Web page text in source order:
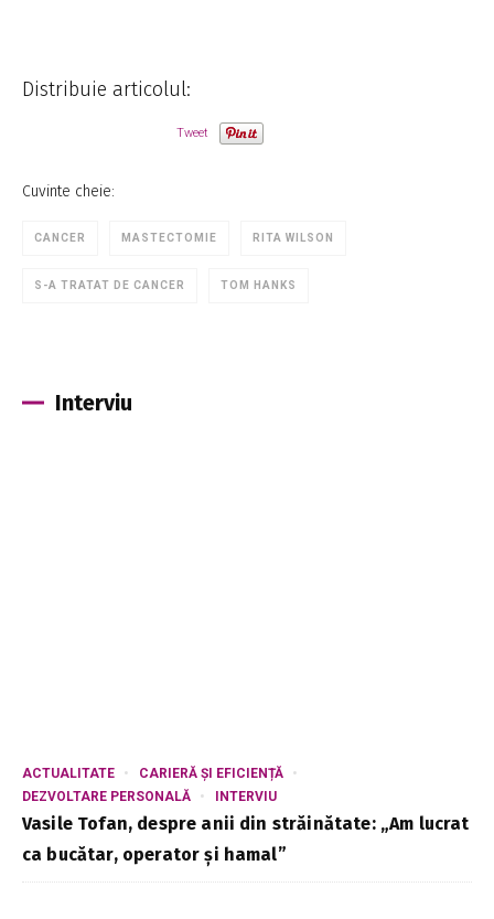
Distribuie articolul:
Tweet
Cuvinte cheie:
CANCER MASTECTOMIE RITA WILSON
S-A TRATAT DE CANCER TOM HANKS
Interviu
ACTUALITATE
CARIERĂ ȘI EFICIENȚĂ
DEZVOLTARE PERSONALĂ
INTERVIU
Vasile Tofan, despre anii din străinătate: „Am lucrat
ca bucătar, operator și hamal”